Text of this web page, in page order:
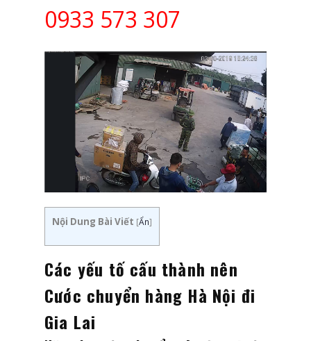
0933 573 307
Nội Dung Bài Viết [Ẩn]
Các yếu tố cấu thành nên
Cước chuyển hàng Hà Nội đi
Gia Lai